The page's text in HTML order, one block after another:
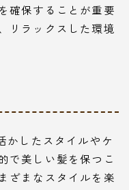
確保することが重要
リラックスした環境
かしたスタイルやケ
で美しい髪を保つこ
ざまなスタイルを楽